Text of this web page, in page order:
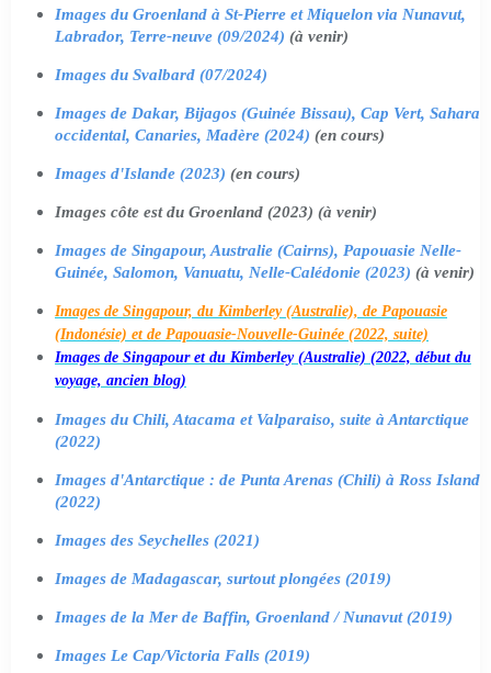
Images du Groenland à St-Pierre et Miquelon via Nunavut,
Labrador, Terre-neuve (09/2024) (à venir)
Images du Svalbard (07/2024)
Images de Dakar, Bijagos (Guinée Bissau), Cap Vert, Sahara
occidental, Canaries, Madère (2024) (en cours)
Images d'Islande (2023) (en cours)
Images côte est du Groenland (2023) (à venir)
Images de Singapour, Australie (Cairns), Papouasie Nelle-
Guinée, Salomon, Vanuatu, Nelle-Calédonie (2023) (à venir)
Images de Singapour, du Kimberley (Australie), de Papouasie
(Indonésie) et de Papouasie-Nouvelle-Guinée (2022, suite)
Images de Singapour et du Kimberley (Australie) (2022, début du
voyage, ancien blog)
Images du Chili, Atacama et Valparaiso, suite à Antarctique
(2022)
Images d'Antarctique : de Punta Arenas (Chili) à Ross Island
(2022)
Images des Seychelles (2021)
Images de Madagascar, surtout plongées (2019)
Images de la Mer de Baffin, Groenland / Nunavut (2019)
Images Le Cap/Victoria Falls (2019)